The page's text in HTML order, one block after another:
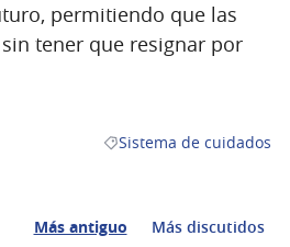
permitiendo que las
tener que resignar por
Resultados al filtrar por
Sistema de cuidados
Más antiguo Más discutidos